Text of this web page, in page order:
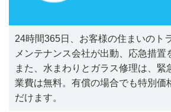
24時間365日、お客様の住まいのト
メンテナンス会社が出動、応急措置
また、水まわりとガラス修理は、緊
業費は無料。有償の場合でも特別価
だけます。